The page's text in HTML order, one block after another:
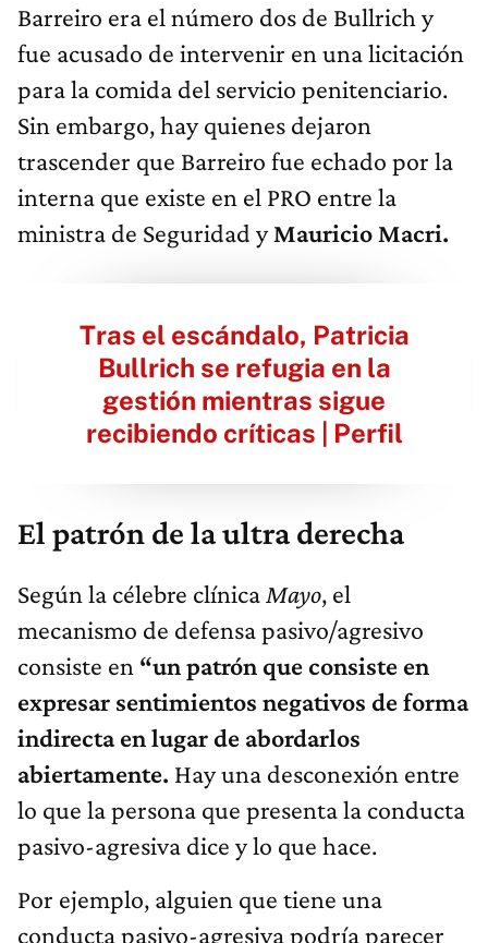
Barreiro era el número dos de Bullrich y
fue acusado de intervenir en una licitación
para la comida del servicio penitenciario.
Sin embargo, hay quienes dejaron
trascender que Barreiro fue echado por la
interna que existe en el PRO entre la
ministra de Seguridad yMauricio Macri.
Tras el escándalo, Patricia
Bullrich se refugia en la
gestión mientras sigue
recibiendo críticas | Perfil
El patrón de la ultra derecha
Según la célebre clínica Mayo, el
mecanismo de defensa pasivo/agresivo
consiste en “un patrón que consiste en
expresar sentimientos negativos de forma
indirecta en lugar de abordarlos
abiertamente. Hay una desconexión entre
lo que la persona que presenta la conducta
pasivo-agresiva dice y lo que hace.
Por ejemplo, alguien que tiene una
conducta pasivo-agresiva podría parecer